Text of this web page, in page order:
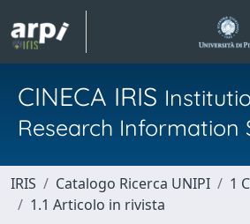
CINECA IRIS
Research Information
IRIS Catalogo Ricerca UNIPI
1
1.1 Articolo in rivista